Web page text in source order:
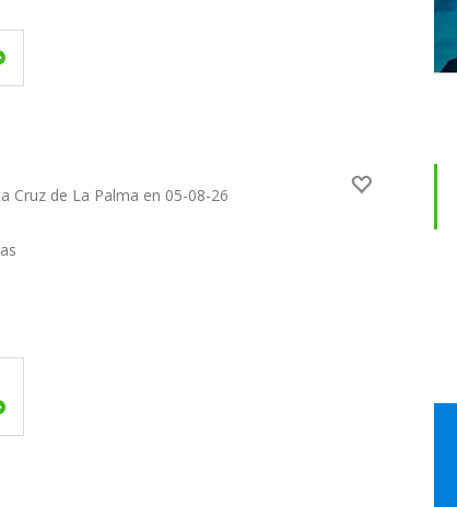
Cruz de La Palma en 05-08-26